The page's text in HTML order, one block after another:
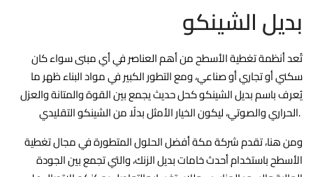
بديل الشينكو
تُعد أنظمة تغطية الأسطح من أهم العناصر في أي مبنى سواء كان
سكني أو تجاري أو صناعي، ومع التطور الكبير في مواد البناء ظهر ما
يُعرف باسم بديل الشينكو كحل حديث يجمع بين القوة والمتانة والعزل
الحراري والصوتي، ليكون الخيار الأمثل بدلًا من الشينكو التقليدي.
ومن هنا، تقدم شركة مكة أفضل الحلول المتطورة في مجال تغطية
الأسطح باستخدام أحدث خامات بديل الزنك، والتي تجمع بين الجودة